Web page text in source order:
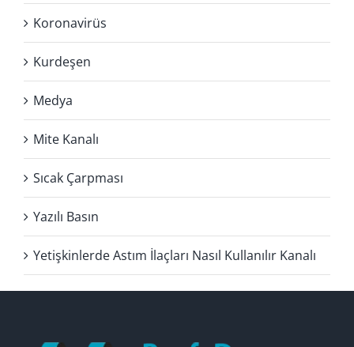
Koronavirüs
Kurdeşen
Medya
Mite Kanalı
Sıcak Çarpması
Yazılı Basın
Yetişkinlerde Astım İlaçları Nasıl Kullanılır Kanalı